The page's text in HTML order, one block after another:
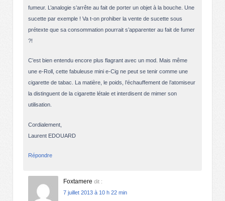
fumeur. L’analogie s’arrête au fait de porter un objet à la bouche. Une
sucette par exemple ! Va t-on prohiber la vente de sucette sous
prétexte que sa consommation pourrait s’apparenter au fait de fumer
?!
C’est bien entendu encore plus flagrant avec un mod. Mais même
une e-Roll, cette fabuleuse mini e-Cig ne peut se tenir comme une
cigarette de tabac. La matière, le poids, l’échauffement de l’atomiseur
la distinguent de la cigarette létale et interdisent de mimer son
utilisation.
Cordialement,
Laurent EDOUARD
Répondre
Foxtamere dit :
7 juillet 2013 à 10 h 22 min